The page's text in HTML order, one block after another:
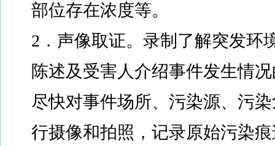
部位存在浓度等。
2．声像取证。录制了解突发环
陈述及受害人介绍事件发生情
尽快对事件场所、污染源、污
行摄像和拍照，记录原始污染